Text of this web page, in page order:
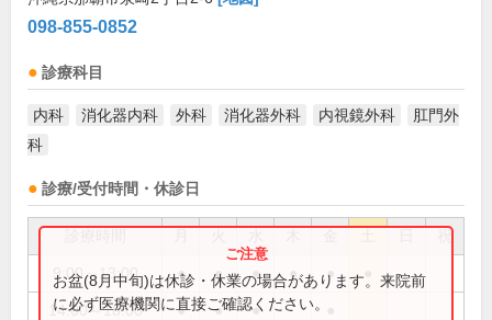
098-855-0852
診療科目
内科 消化器内科 外科 消化器外科 内視鏡外科
肛門外
科
診療/受付時間・休診日
祝
9:00～13:00 ● ● ● ● ●
14:00～18:00 ● ● ●
お盆(8月中旬)は休診・休業の場合があります。来院前
に必ず医療機関に直接ご確認ください。